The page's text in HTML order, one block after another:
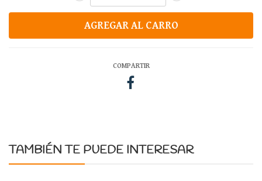
COMPARTIR
TAMBIÉN TE PUEDE INTERESAR